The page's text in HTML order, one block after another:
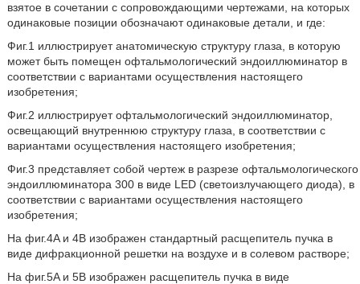
взятое в сочетании с сопровождающими чертежами, на которых
одинаковые позиции обозначают одинаковые детали, и где:
Фиг.1 иллюстрирует анатомическую структуру глаза, в которую
может быть помещен офтальмологический эндоиллюминатор в
соответствии с вариантами осуществления настоящего
изобретения;
Фиг.2 иллюстрирует офтальмологический эндоиллюминатор,
освещающий внутреннюю структуру глаза, в соответствии с
вариантами осуществления настоящего изобретения;
Фиг.3 представляет собой чертеж в разрезе офтальмологического
эндоиллюминатора 300 в виде LED (светоизлучающего диода), в
соответствии с вариантами осуществления настоящего
изобретения;
На фиг.4A и 4B изображен стандартный расщепитель пучка в
виде дифракционной решетки на воздухе и в солевом растворе;
На фиг.5A и 5B изображен расщепитель пучка в виде